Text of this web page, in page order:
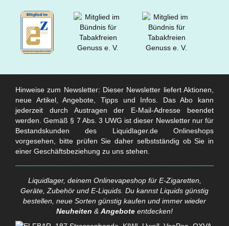
Hinweise zum Newsletter: Dieser Newsletter liefert Aktionen,
neue Artikel, Angebote, Tipps und Infos. Das Abo kann
jederzeit durch Austragen der E-Mail-Adresse beendet
werden. Gemäß § 7 Abs. 3 UWG ist dieser Newsletter nur für
Bestandskunden des Liquidlager.de Onlineshops
vorgesehen, bitte prüfen Sie daher selbstständig ob Sie in
einer Geschäftsbeziehung zu uns stehen.
Liquidlager, deinem Onlinevapeshop für E-Zigaretten,
Geräte, Zubehör und E-Liquids. Du kannst Liquids günstig
bestellen, neue Sorten günstig kaufen und immer wieder
Neuheiten & Angebote entdecken!